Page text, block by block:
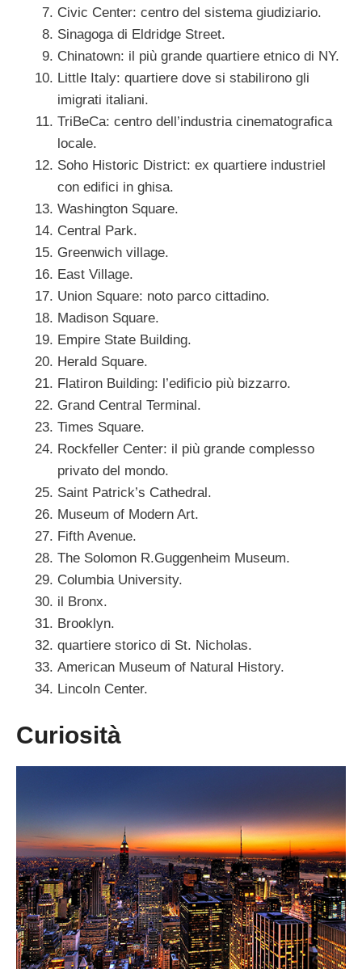
Civic Center: centro del sistema giudiziario.
Sinagoga di Eldridge Street.
Chinatown: il più grande quartiere etnico di NY.
Little Italy: quartiere dove si stabilirono gli
imigrati italiani.
TriBeCa: centro dell’industria cinematografica
locale.
Soho Historic District: ex quartiere industriel
con edifici in ghisa.
Washington Square.
Central Park.
Greenwich village.
East Village.
Union Square: noto parco cittadino.
Madison Square.
Empire State Building.
Herald Square.
Flatiron Building: l’edificio più bizzarro.
Grand Central Terminal.
Times Square.
Rockfeller Center: il più grande complesso
privato del mondo.
Saint Patrick’s Cathedral.
Museum of Modern Art.
Fifth Avenue.
The Solomon R.Guggenheim Museum.
Columbia University.
il Bronx.
Brooklyn.
quartiere storico di St. Nicholas.
American Museum of Natural History.
Lincoln Center.
Curiosità